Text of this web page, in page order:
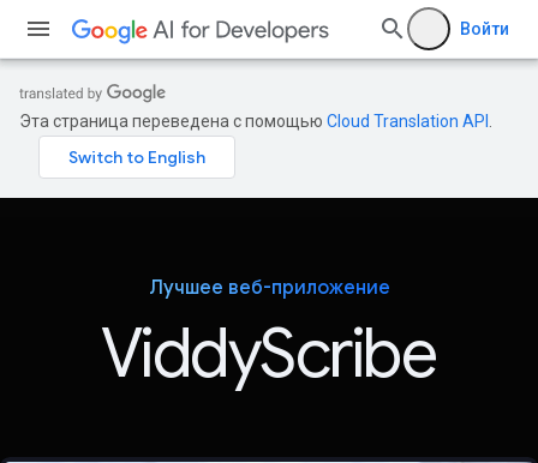
Войти
Эта страница переведена с помощью Cloud Translation API
Лучшее веб-приложение
ViddyScribe